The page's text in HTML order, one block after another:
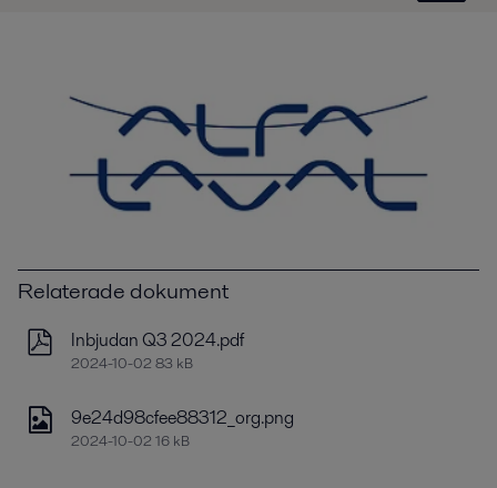
Relaterade dokument
Inbjudan Q3 2024.pdf
2024-10-02 83 kB
9e24d98cfee88312_org.png
2024-10-02 16 kB